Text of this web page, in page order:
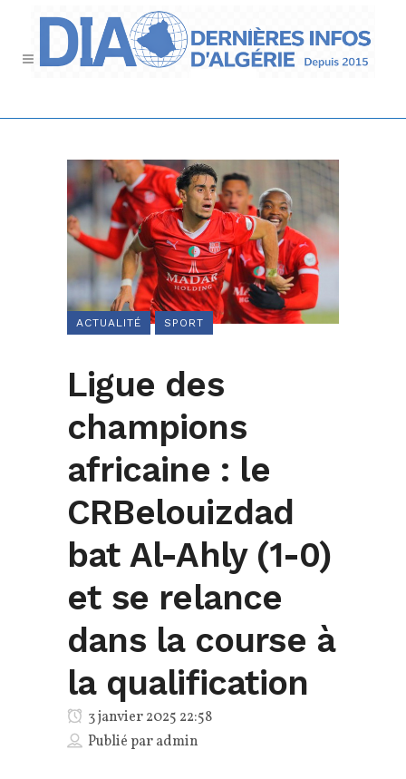
ACTUALITÉ SPORT
Ligue des
champions
africaine : le
CRBelouizdad
bat Al-Ahly (1-0)
et se relance
dans la course à
la qualification
3 janvier 2025 22:58
Publié paradmin